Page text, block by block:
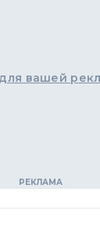
вашей